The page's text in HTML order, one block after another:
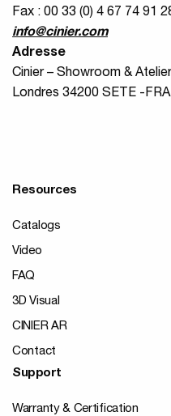
Fax : 00 33 (0) 4 67 74 91
info@cinier.com
Adresse
Cinier – Showroom &
Londres 34200 SETE -
Resources
Catalogs
Video
FAQ
3D Visual
CINIER AR
Contact
Support
Warranty & Certification